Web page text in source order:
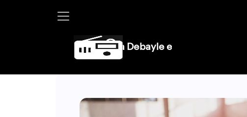
Martha Debayle en W, lunes a viernes de 10 a 13 hrs.